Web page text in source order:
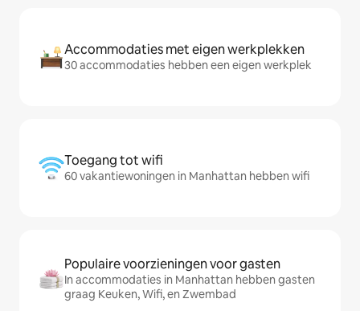
Accommodaties met eigen werkplekken
30 accommodaties hebben een eigen werkplek
Toegang tot wifi
60 vakantiewoningen in Manhattan hebben wifi
Populaire voorzieningen voor gasten
In accommodaties in Manhattan hebben gasten
graag Keuken, Wifi, en Zwembad